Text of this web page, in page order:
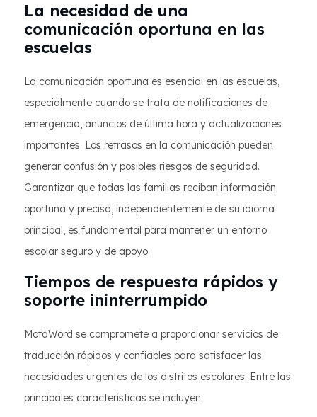
La necesidad de una
comunicación oportuna en las
escuelas
La comunicación oportuna es esencial en las escuelas,
especialmente cuando se trata de notificaciones de
emergencia, anuncios de última hora y actualizaciones
importantes. Los retrasos en la comunicación pueden
generar confusión y posibles riesgos de seguridad.
Garantizar que todas las familias reciban información
oportuna y precisa, independientemente de su idioma
principal, es fundamental para mantener un entorno
escolar seguro y de apoyo.
Tiempos de respuesta rápidos y
soporte ininterrumpido
MotaWord se compromete a proporcionar servicios de
traducción rápidos y confiables para satisfacer las
necesidades urgentes de los distritos escolares. Entre las
principales características se incluyen: